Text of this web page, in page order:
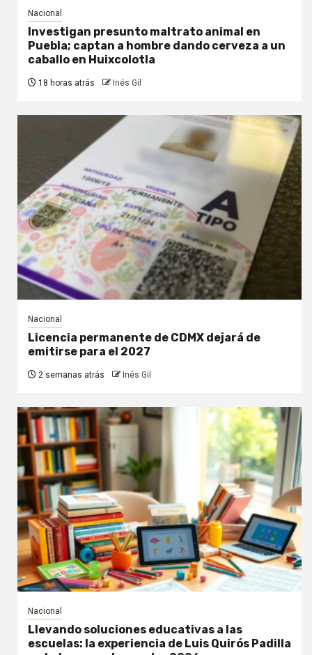
Nacional
Investigan presunto maltrato animal en
Puebla; captan a hombre dando cerveza a un
caballo en Huixcolotla
18 horas atrás Inés Gil
Nacional
Licencia permanente de CDMX dejará de
emitirse para el 2027
2 semanas atrás Inés Gil
Nacional
Llevando soluciones educativas a las
escuelas: la experiencia de Luis Quirós Padilla